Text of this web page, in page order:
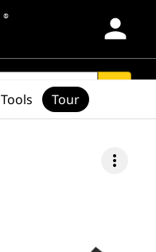
person
more_vert
Tools Tour